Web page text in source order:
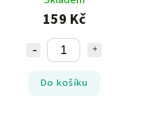
159 Kč
Do košíku